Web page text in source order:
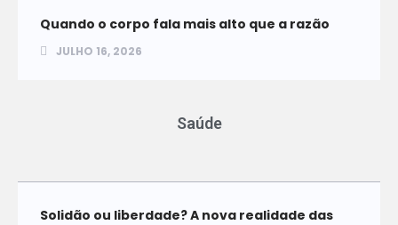
Quando o corpo fala mais alto que a razão
JULHO 16, 2026
Saúde
Solidão ou liberdade? A nova realidade das